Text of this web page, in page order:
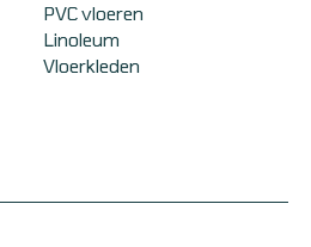
PVC vloeren
Linoleum
Vloerkleden